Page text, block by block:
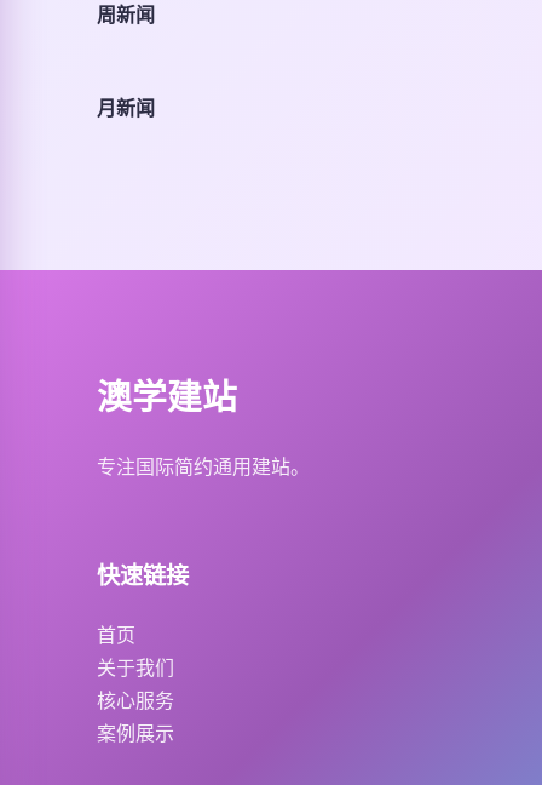
周新闻
月新闻
澳学建站
专注国际简约通用建站。
快速链接
首页
关于我们
核心服务
案例展示